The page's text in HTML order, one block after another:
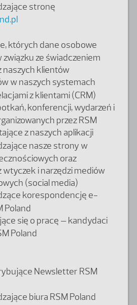
stronę
których dane osobowe
ze świadczeniem
naszych klientów
w naszych systemach
z klientami (CRM)
konferencji, wydarzeń i
przez RSM
z naszych aplikacji
nasze strony w
oraz
wtyczek i narzędzi mediów
(social media)
korespondencję e-
Poland
się o pracę – kandydaci
Poland
Newsletter RSM
biura RSM Poland